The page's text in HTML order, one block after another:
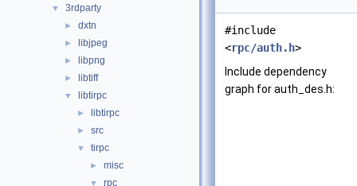
▼ 3rdparty
► dxtn
► libjpeg
► libpng
► libtiff
▼ libtirpc
► libtirpc
► src
▼ tirpc
► misc
▼ rpc
#include
<rpc/auth.h>
Include dependency
graph for auth_des.h: